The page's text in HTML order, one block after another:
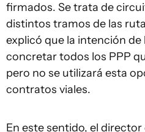
firmados. Se trata de
distintos tramos de las
explicó que la intención de
concretar todos los PPP
pero no se utilizará esta
contratos viales.
En este sentido, el director